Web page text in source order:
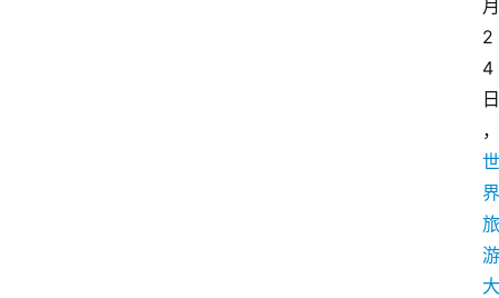
月
2
4
日
，
世
界
旅
游
大